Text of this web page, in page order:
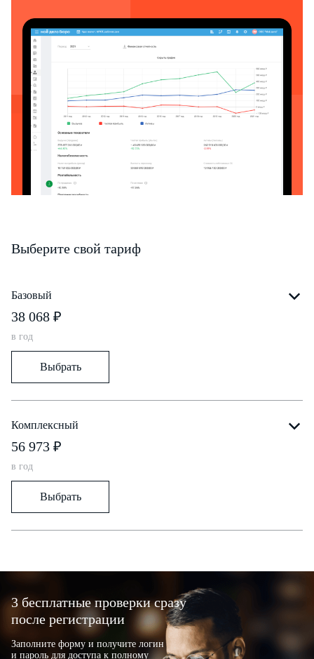
Выберите свой тариф
Базовый
38 068 ₽
в год
Выбрать
Комплексный
56 973 ₽
в год
Выбрать
3 бесплатные проверки сразу
после регистрации
Заполните форму и получите логин
и пароль для доступа к полному